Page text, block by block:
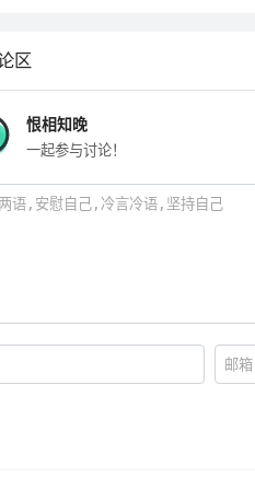
区
恨相知晚
一起参与讨论！